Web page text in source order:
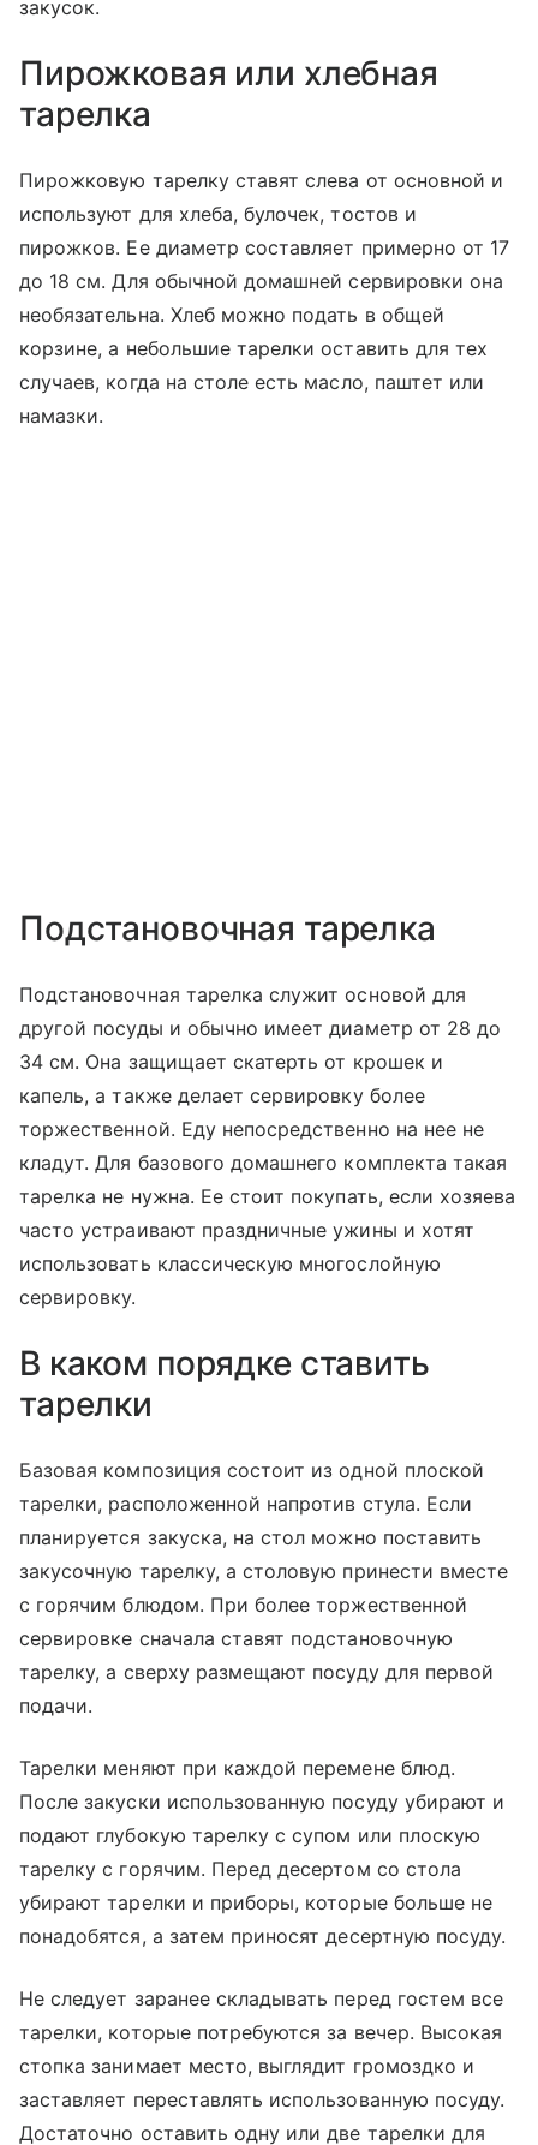
закусок.
Пирожковая или хлебная
тарелка
Пирожковую тарелку ставят слева от основной и
используют для хлеба, булочек, тостов и
пирожков. Ее диаметр составляет примерно от 17
до 18 см. Для обычной домашней сервировки она
необязательна. Хлеб можно подать в общей
корзине, а небольшие тарелки оставить для тех
случаев, когда на столе есть масло, паштет или
намазки.
Подстановочная тарелка
Подстановочная тарелка служит основой для
другой посуды и обычно имеет диаметр от 28 до
34 см. Она защищает скатерть от крошек и
капель, а также делает сервировку более
торжественной. Еду непосредственно на нее не
кладут. Для базового домашнего комплекта такая
тарелка не нужна. Ее стоит покупать, если хозяева
часто устраивают праздничные ужины и хотят
использовать классическую многослойную
сервировку.
В каком порядке ставить
тарелки
Базовая композиция состоит из одной плоской
тарелки, расположенной напротив стула. Если
планируется закуска, на стол можно поставить
закусочную тарелку, а столовую принести вместе
с горячим блюдом. При более торжественной
сервировке сначала ставят подстановочную
тарелку, а сверху размещают посуду для первой
подачи.
Тарелки меняют при каждой перемене блюд.
После закуски использованную посуду убирают и
подают глубокую тарелку с супом или плоскую
тарелку с горячим. Перед десертом со стола
убирают тарелки и приборы, которые больше не
понадобятся, а затем приносят десертную посуду.
Не следует заранее складывать перед гостем все
тарелки, которые потребуются за вечер. Высокая
стопка занимает место, выглядит громоздко и
заставляет переставлять использованную посуду.
Достаточно оставить одну или две тарелки для